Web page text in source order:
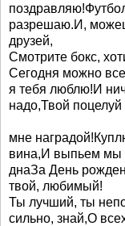
разрешаю.И,
друзей,
Смотрите бокс,
Сегодня можно
я тебя люблю!И
надо,Твой
мне
вина,И выпьем мы
днаЗа День
твой, любимый!
Ты лучший, ты
сильно, знай,О